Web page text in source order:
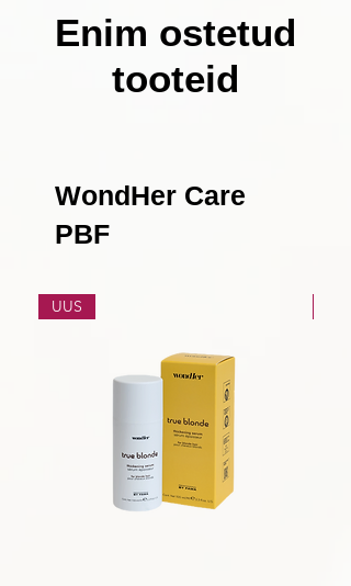
Enim ostetud
tooteid
WondHer Care
PBF
UUS